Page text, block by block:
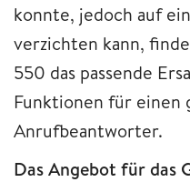
konnte, jedoch auf
verzichten kann,
550 das passende
Funktionen für einen
Anrufbeantworter.
Das Angebot für das